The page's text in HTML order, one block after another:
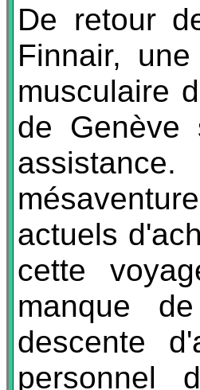
De retour
Finnair,
musculaire
de Genève
actuels
cette
manque
descente
personnel